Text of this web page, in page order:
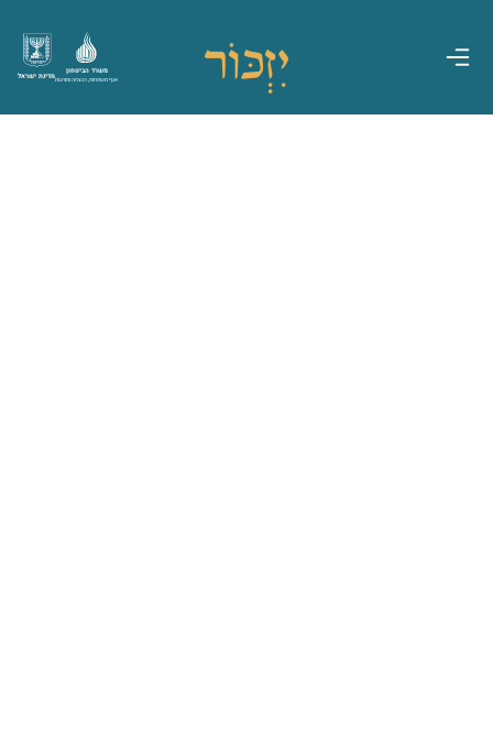
מדינת ישראל
משרד הביטחון
אגף משפחות, הנצחה ומורשת